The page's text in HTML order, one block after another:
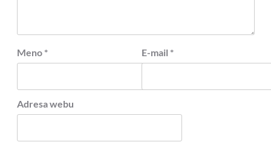
Meno * E-mail *
Adresa webu